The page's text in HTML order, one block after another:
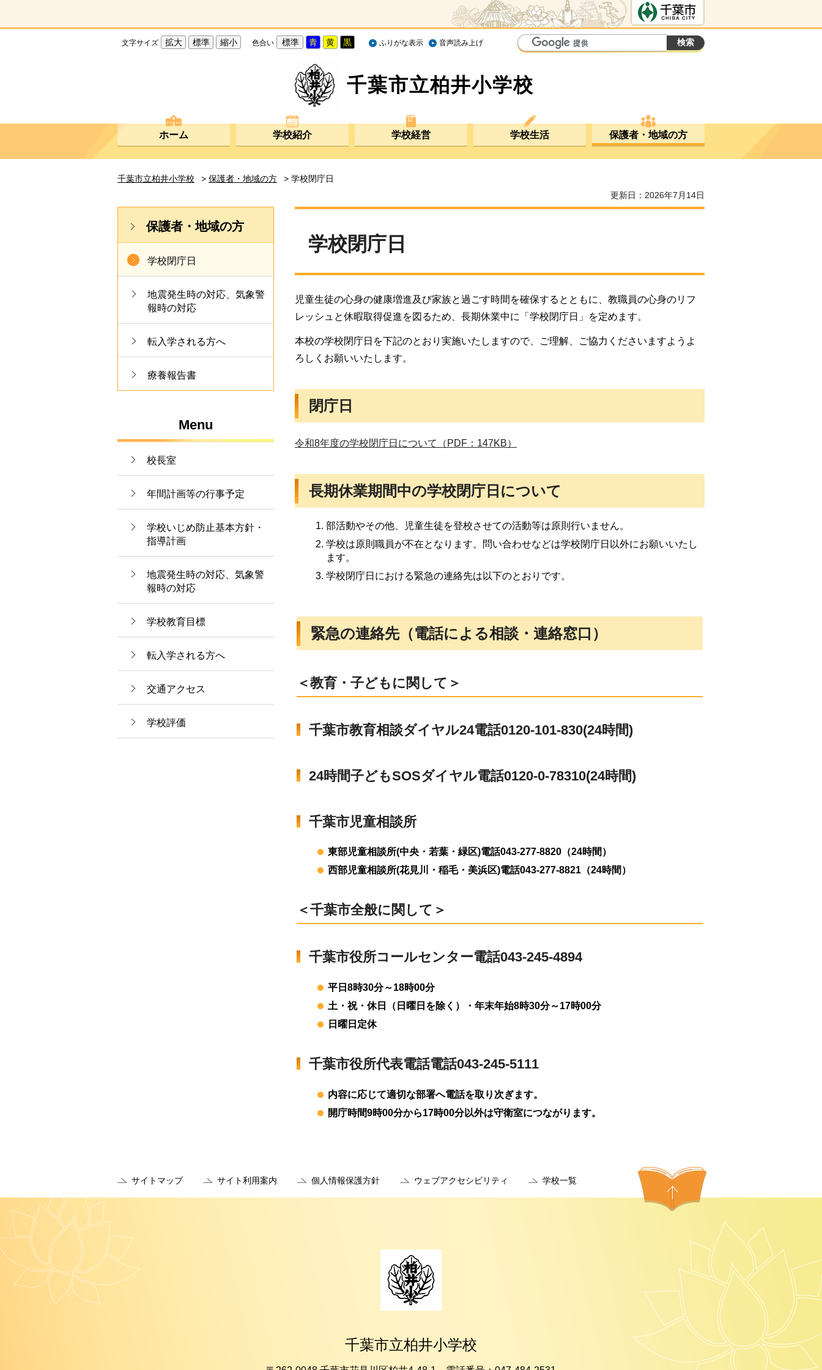
千葉市ホームペ
ージ
文字サイズ 拡大 標準 縮小 色合い 標準 青 黄 黒 ふりがな表示 音声読み上げ
千葉市立柏井小学校
ホーム 学校紹介 学校経営 学校生活 保護者・地域の方
千葉市立柏井小学校 > 保護者・地域の方
> 学校閉庁日
更新日：2026年7月14日
保護者・地域の方
学校閉庁日
地震発生時の対応、気象警
報時の対応
転入学される方へ
療養報告書
Menu
校長室
年間計画等の行事予定
学校いじめ防止基本方針・
指導計画
地震発生時の対応、気象警
報時の対応
学校教育目標
転入学される方へ
交通アクセス
学校評価
学校閉庁日
児童生徒の心身の健康増進及び家族と過ごす時間を確保するとともに、教職員の心身のリフ
レッシュと休暇取得促進を図るため、長期休業中に「学校閉庁日」を定めます。
本校の学校閉庁日を下記のとおり実施いたしますので、ご理解、ご協力くださいますようよ
ろしくお願いいたします。
閉庁日
令和8年度の学校閉庁日について（PDF：147KB）
長期休業期間中の学校閉庁日について
部活動やその他、児童生徒を登校させての活動等は原則行いません。
学校は原則職員が不在となります。問い合わせなどは学校閉庁日以外にお願いいたし
ます。
学校閉庁日における緊急の連絡先は以下のとおりです。
緊急の連絡先（電話による相談・連絡窓口）
＜教育・子どもに関して＞
千葉市教育相談ダイヤル24電話0120-101-830(24時間)
24時間子どもSOSダイヤル電話0120-0-78310(24時間)
千葉市児童相談所
東部児童相談所(中央・若葉・緑区)電話043-277-8820（24時間）
西部児童相談所(花見川・稲毛・美浜区)電話043-277-8821（24時間）
＜千葉市全般に関して＞
千葉市役所コールセンター電話043-245-4894
平日8時30分～18時00分
土・祝・休日（日曜日を除く）・年末年始8時30分～17時00分
日曜日定休
千葉市役所代表電話電話043-245-5111
内容に応じて適切な部署へ電話を取り次ぎます。
開庁時間9時00分から17時00分以外は守衛室につながります。
サイトマップ サイト利用案内 個人情報保護方針 ウェブアクセシビリティ 学校一覧
千葉市立柏井小学校